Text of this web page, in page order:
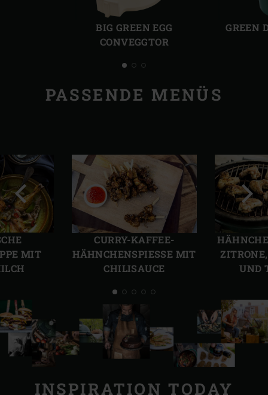
BIG GREEN EGG
CONVEGGTOR
GREEN
PASSENDE MENÜS
MIT
CURRY-KAFFEE-
HÄHNCHENSPIESSE MIT
CHILISAUCE
UND
Vorherige
Folie
INSPIRATION TODAY